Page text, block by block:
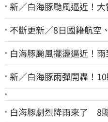
新／白海豚颱風逼近！
不斷更新／8日國籍航空
白海豚颱風擺盪逼近！
新／白海豚雨彈開轟！
白海豚劇烈降雨來了 8